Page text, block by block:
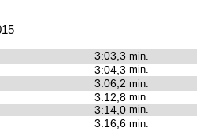
3:03,3 min.
3:04,3 min.
3:06,2 min.
3:12,8 min.
3:14,0 min.
3:16,6 min.